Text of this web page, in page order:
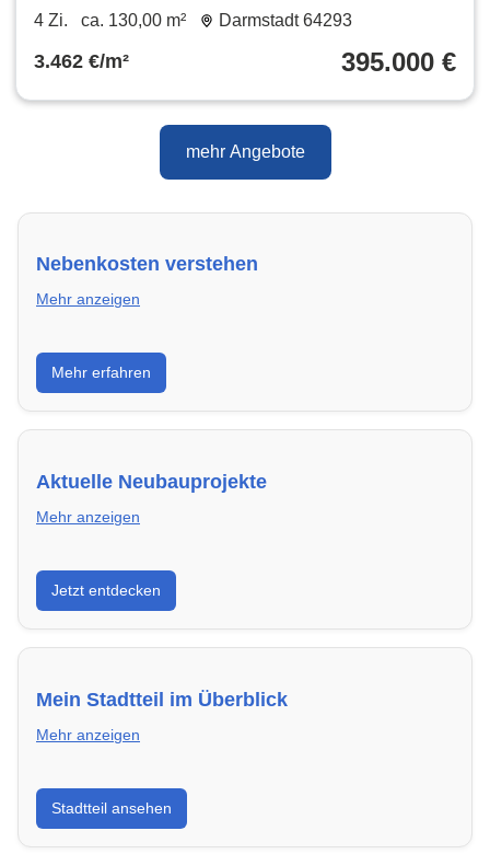
teilbar - provisionsfrei
4 Zi. ca. 130,00 m² Darmstadt 64293
3.462 €/m² 395.000 €
mehr Angebote
Nebenkosten verstehen
Mehr anzeigen
Erfahre, welche Nebenkosten rechtmäßig sind und
wie du deine monatliche Belastung optimieren
kannst.
Mehr erfahren
Aktuelle Neubauprojekte
Mehr anzeigen
Entdecke Neubauprojekte in Darmstadt – modern,
energieeffizient und sofort bezugsfertig.
Jetzt entdecken
Mein Stadtteil im Überblick
Mehr anzeigen
Erfahre mehr über deinen Stadtteil in Darmstadt:
Lebensqualität, Verkehrsanbindung, Schulen,
Freizeitmöglichkeiten und Mietpreise.
Stadtteil ansehen